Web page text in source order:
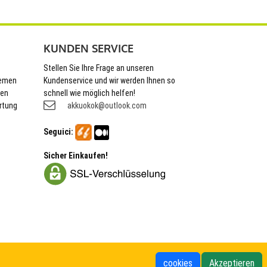
KUNDEN SERVICE
Stellen Sie Ihre Frage an unseren
Kundenservice und wir werden Ihnen so
schnell wie möglich helfen!
akkuokok@outlook.com
Seguici:
Sicher Einkaufen!
cookies Akzeptieren